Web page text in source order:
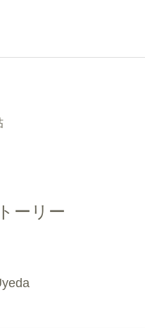
ーリー